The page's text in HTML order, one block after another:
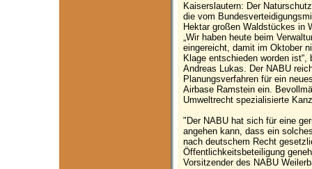
Kaiserslautern: Der
die vom
Hektar großen Waldstückes in
„Wir haben heute beim
eingereicht, damit im Oktober
Klage entschieden worden
Andreas Lukas. Der NABU
Planungsverfahren für ein
Airbase Ramstein ein.
Umweltrecht spezialisierte
"Der NABU hat sich für eine
angehen kann, dass ein
nach deutschem Recht
Öffentlichkeitsbeteiligung
Vorsitzender des NABU